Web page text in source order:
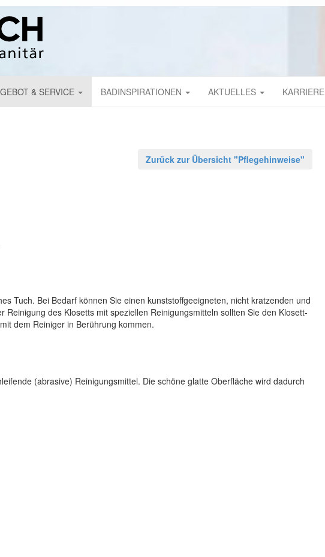
& SERVICE BADINSPIRATIONEN AKTUELLES KARRIERE
Zurück zur Übersicht "Pflegehinweise"
Tuch. Bei Bedarf können Sie einen kunststoffgeeigneten, nicht kratzenden und
des Klosetts mit speziellen Reinigungsmitteln sollten Sie den Klosett-
dem Reiniger in Berührung kommen.
(abrasive) Reinigungsmittel. Die schöne glatte Oberfläche wird dadurch